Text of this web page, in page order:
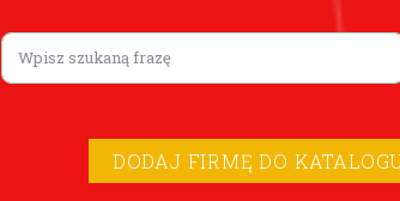
Lorem ipsum
DODAJ FIRMĘ DO